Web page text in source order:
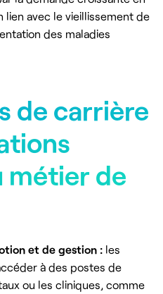
lien avec le vieillissement de
des maladies
de carrière
métier de
et de gestion : les
à des postes de
ou les cliniques, comme